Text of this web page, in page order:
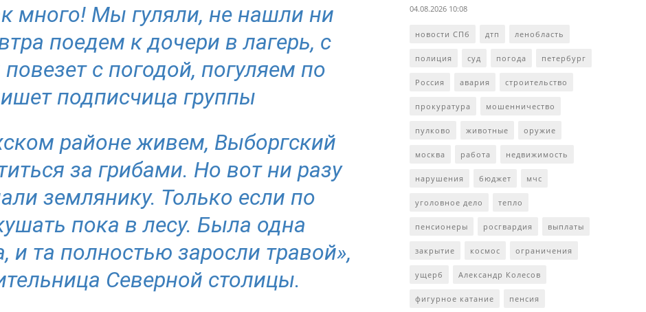
много! Мы гуляли, не нашли ни
поедем к дочери в лагерь, с
с погодой, погуляем по
подписчица группы
районе живем, Выборгский
за грибами. Но вот ни разу
землянику. Только если по
пока в лесу. Была одна
и та полностью заросли травой»,
Северной столицы.
04.08.2026 10:08
новости СПб дтп ленобласть
полиция суд погода петербург
Россия авария строительство
прокуратура мошенничество
пулково животные оружие
москва работа недвижимость
нарушения бюджет мчс
уголовное дело тепло
пенсионеры росгвардия выплаты
закрытие космос ограничения
ущерб Александр Колесов
фигурное катание пенсия